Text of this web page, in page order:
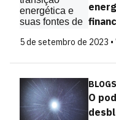
5 de setembro de 2023
BLOGS
O